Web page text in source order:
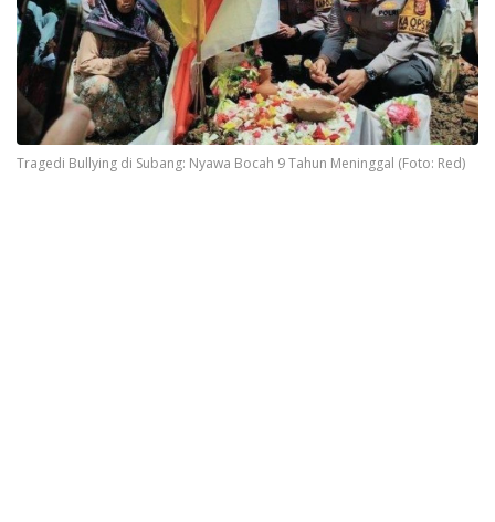
Tragedi Bullying di Subang: Nyawa Bocah 9 Tahun Meninggal (Foto: Red)